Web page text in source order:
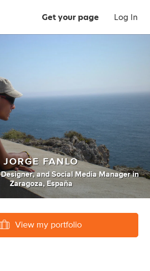
Get your page Log In
JORGE FANLO
Designer, andSocial Media Manager in
Zaragoza, España
View my portfolio